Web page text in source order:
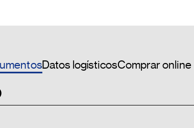
Datos logísticosComprar online